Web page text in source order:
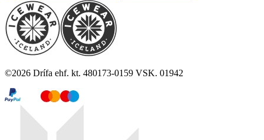
©2026 Drífa ehf. kt. 480173-0159 VSK. 01942